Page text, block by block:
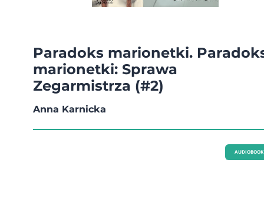
Paradoks marionetki.
marionetki: Sprawa
Zegarmistrza (#2)
Anna Karnicka
AUDIOBOOK